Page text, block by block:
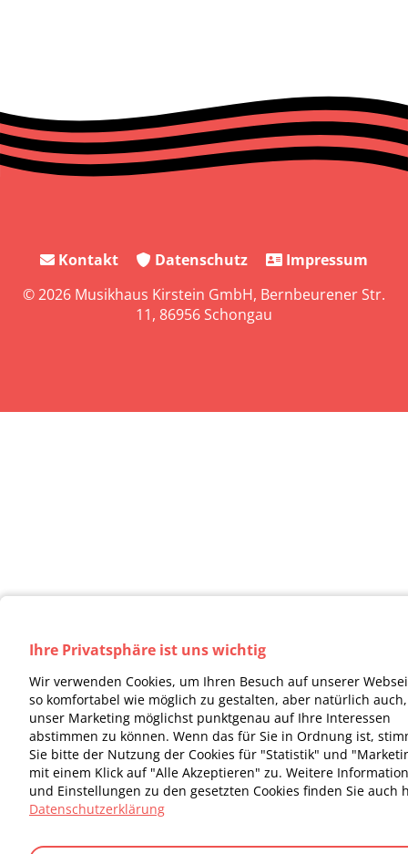
Ihre Privatsphäre ist uns wichtig
Wir verwenden Cookies, um Ihren Besuch auf unserer
so komfortabel wie möglich zu gestalten, aber natürlich
unser Marketing möglichst punktgenau auf Ihre Interessen
abstimmen zu können. Wenn das für Sie in Ordnung ist,
Sie bitte der Nutzung der Cookies für "Statistik" und
mit einem Klick auf "Alle Akzeptieren" zu. Weitere
und Einstellungen zu den gesetzten Cookies finden Sie auch
Datenschutzerklärung
Kontakt Datenschutz
Impressum
© 2026 Musikhaus Kirstein GmbH, Bernbeurener Str.
11, 86956 Schongau